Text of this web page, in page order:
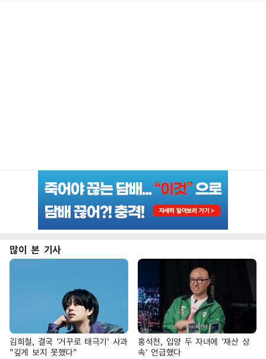
많이 본 기사
김희철, 결국 '거꾸로 태극기' 사과
"깊게 보지 못했다"
홍석천, 입양 두 자녀에 '재산 상
속' 언급했다